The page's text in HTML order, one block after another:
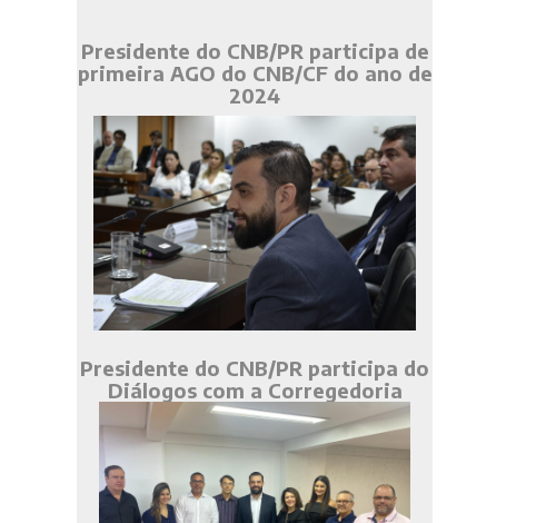
Presidente do CNB/PR participa de
primeira AGO do CNB/CF do ano de
2024
Presidente do CNB/PR participa do
Diálogos com a Corregedoria